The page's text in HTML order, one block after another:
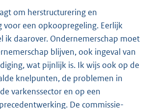
om herstructurering en
voor een opkoopregeling. Eerlijk
ik daarover. Ondernemerschap moet
blijven, ook ingeval van
wat pijnlijk is. Ik wijs ook op de
knelpunten, de problemen in
varkenssector en op een
De commissie-